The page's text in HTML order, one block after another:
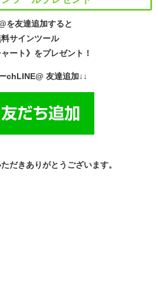
を友達追加すると
サインツール
ャート》をプレゼント！
chLINE@ 友達追加↓↓
だきありがとうございます。